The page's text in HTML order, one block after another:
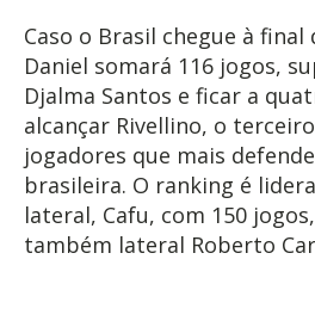
Caso o Brasil chegue à final
Daniel somará 116 jogos,
Djalma Santos e ficar a
alcançar Rivellino, o
jogadores que mais
brasileira. O ranking é
lateral, Cafu, com 150
também lateral Roberto